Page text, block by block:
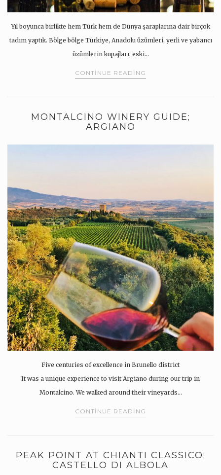
Yıl boyunca birlikte hem Türk hem de Dünya şaraplarına dair birçok
tadım yaptık. Bölge bölge Türkiye, Anadolu üzümleri, yerli ve yabancı
üzümlerin kupajları, eski…
CONTINUE READING
MONTALCINO WINERY GUIDE;
ARGIANO
Five centuries of excellence in Brunello district
It was a unique experience to visit Argiano during our trip in
Montalcino. We walked around their vineyards…
CONTINUE READING
PEAK POINT AT CHIANTI CLASSICO;
CASTELLO DI ALBOLA